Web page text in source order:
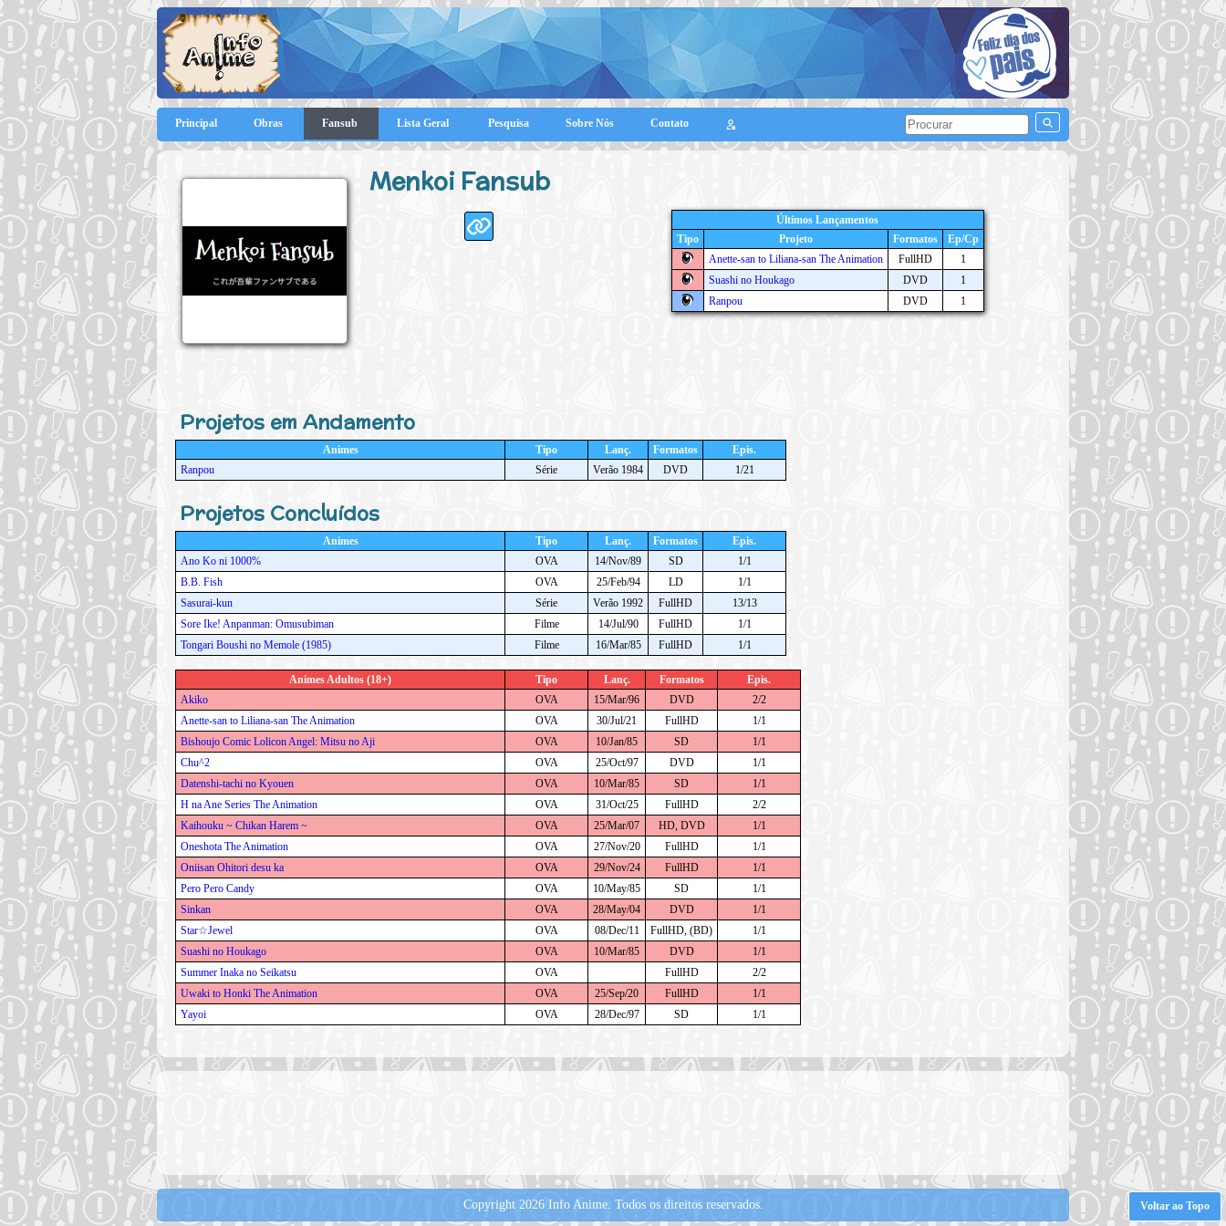
Principal Obras Fansub Lista Geral Pesquisa Sobre Nós Contato
Menkoi Fansub
Últimos Lançamentos
Tipo
Projeto Formatos
Ep/Cp
Anette-san to Liliana-san The Animation
FullHD
1
Suashi no Houkago
DVD
1
Ranpou
DVD 1
Projetos em Andamento
Animes Tipo Lanç. Formatos
Epis.
Ranpou
Série Verão 1984 DVD 1/21
Projetos Concluídos
Animes Tipo Lanç. Formatos
Epis.
Ano Ko ni 1000%
OVA 14/Nov/89 SD
1/1
B.B. Fish
OVA 25/Feb/94 LD
1/1
Sasurai-kun
Série Verão 1992 FullHD
13/13
Sore Ike! Anpanman: Omusubiman
Filme 14/Jul/90 FullHD
1/1
Tongari Boushi no Memole (1985)
Filme 16/Mar/85 FullHD 1/1
Animes Adultos (18+) Tipo Lanç. Formatos
Epis.
Akiko
OVA 15/Mar/96 DVD
2/2
Anette-san to Liliana-san The Animation
OVA 30/Jul/21 FullHD
1/1
Bishoujo Comic Lolicon Angel: Mitsu no Aji
OVA 10/Jan/85 SD
1/1
Chu^2
OVA 25/Oct/97 DVD
1/1
Datenshi-tachi no Kyouen
OVA 10/Mar/85 SD
1/1
H na Ane Series The Animation
OVA 31/Oct/25 FullHD
2/2
Kaihouku ~ Chikan Harem ~
OVA 25/Mar/07 HD, DVD
1/1
Oneshota The Animation
OVA 27/Nov/20 FullHD
1/1
Oniisan Ohitori desu ka
OVA 29/Nov/24 FullHD
1/1
Pero Pero Candy
OVA 10/May/85 SD
1/1
Sinkan
OVA 28/May/04 DVD
1/1
Star☆Jewel
OVA 08/Dec/11 FullHD, (BD)
1/1
Suashi no Houkago
OVA 10/Mar/85 DVD
1/1
Summer Inaka no Seikatsu
OVA FullHD
2/2
Uwaki to Honki The Animation
OVA 25/Sep/20 FullHD
1/1
Yayoi
OVA 28/Dec/97 SD 1/1
Voltar ao Topo
Copyright 2026 Info Anime. Todos os direitos reservados.